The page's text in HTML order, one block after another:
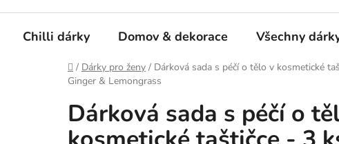
Chilli dárky Domov & dekorace Všechny
Domů
/ Dárky pro ženy / Dárková sada s péčí o tělo v kosmetické
Ginger & Lemongrass
Dárková sada s péčí o